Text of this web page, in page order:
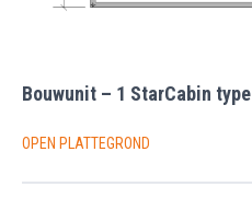
Bouwunit – 1 StarCabin
OPEN PLATTEGROND